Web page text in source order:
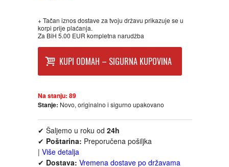
KLASICI
KRIMINALISTIČKI
KUVARI
LJUBAVNI
+ Tačan iznos dostave za tvoju državu prikazuje se u
korpi prije plaćanja.
Za BiH 5.00 EUR kompletna narudžba
KUPI ODMAH – SIGURNA KUPOVINA
Na stanju: 89
Stanje: Novo, originalno i sigurno upakovano
✔ Šaljemo u roku od 24h
✔ Poštarina: Preporučena pošiljka
| Više detalja
✔ Dostava: Vremena dostave po državama